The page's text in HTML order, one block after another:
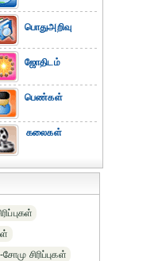
பொதுஅறிவு
ஜோதிடம்
பெண்கள்
கலைகள்
சோமு சிரிப்புகள்